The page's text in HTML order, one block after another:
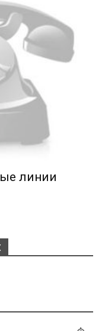
линии